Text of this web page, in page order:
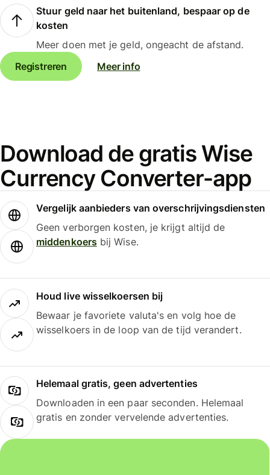
Stuur geld naar het buitenland, bespaar op de
kosten
Meer doen met je geld, ongeacht de afstand.
Registreren
Meer info
Download de gratis Wise
Currency Converter-app
Vergelijk aanbieders van overschrijvingsdiensten
Geen verborgen kosten, je krijgt altijd de
middenkoersbij Wise.
Houd live wisselkoersen bij
Bewaar je favoriete valuta's en volg hoe de
wisselkoers in de loop van de tijd verandert.
Helemaal gratis, geen advertenties
Downloaden in een paar seconden. Helemaal
gratis en zonder vervelende advertenties.